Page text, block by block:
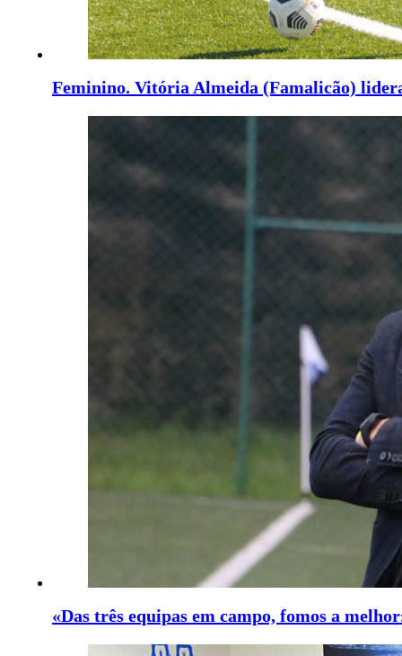
Feminino. Vitória Almeida (Famalicão)
«Das três equipas em campo, fomos a